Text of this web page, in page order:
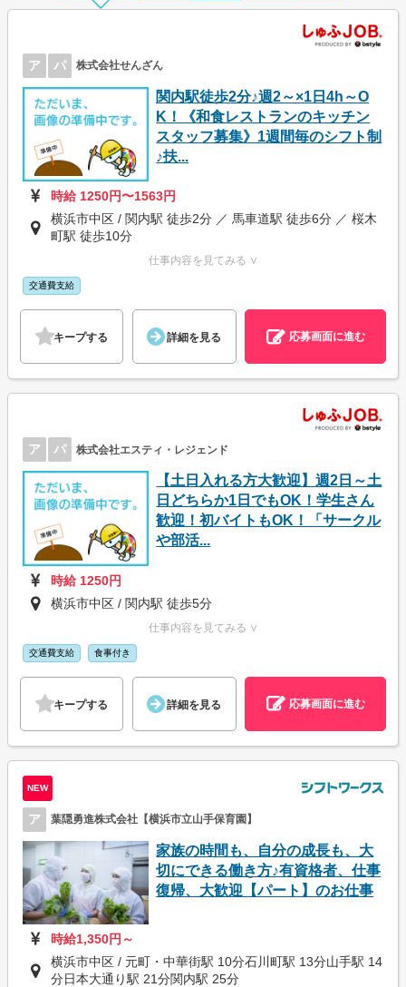
ア パ 株式会社せんざん
関内駅徒歩2分♪週2～×1日4h～O
K！《和食レストランのキッチン
スタッフ募集》1週間毎のシフト制
♪扶...
時給 1250円〜1563円
横浜市中区 / 関内駅 徒歩2分 ／ 馬車道駅 徒歩6分 ／ 桜木
町駅 徒歩10分
仕事内容を見てみる ∨
交通費支給
キープする 詳細を見る 応募画面に進む
ア パ 株式会社エスティ・レジェンド
【土日入れる方大歓迎】週2日～土
日どちらか1日でもOK！学生さん
歓迎！初バイトもOK！「サークル
や部活...
時給 1250円
横浜市中区 / 関内駅 徒歩5分
仕事内容を見てみる ∨
交通費支給 食事付き
キープする 詳細を見る 応募画面に進む
NEW
ア 葉隠勇進株式会社【横浜市立山手保育園】
家族の時間も、自分の成長も、大
切にできる働き方♪有資格者、仕事
復帰、大歓迎【パート】のお仕事
時給1,350円～
横浜市中区 / 元町・中華街駅 10分石川町駅 13分山手駅 14
分日本大通り駅 21分関内駅 25分